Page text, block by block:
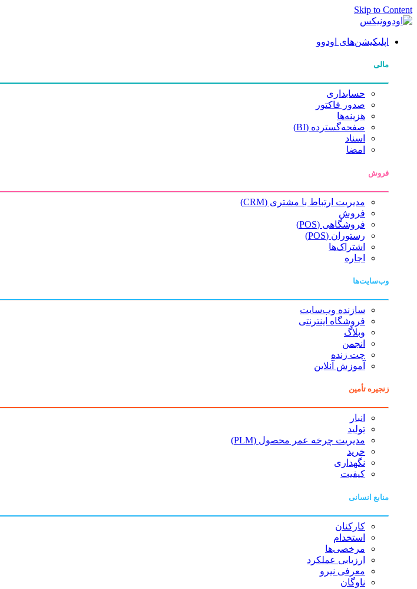
Skip to Content
اپلیکیشن‌های اودوو
مالی
حسابداری
صدور فاکتور
هزینه‌ها
صفحه‌گسترده (BI)
اسناد
امضا
فروش
مدیریت ارتباط با مشتری (CRM)
فروش
فروشگاهی (POS)
رستوران (POS)
اشتراک‌ها
اجاره
وب‌سایت‌ها
سازنده وب‌سایت
فروشگاه اینترنتی
وبلاگ
انجمن
چت زنده
آموزش آنلاین
زنجیره تأمین
انبار
تولید
مدیریت چرخه عمر محصول (PLM)
خرید
نگهداری
کیفیت
منابع انسانی
کارکنان
استخدام
مرخصی‌ها
ارزیابی عملکرد
معرفی نیرو
ناوگان